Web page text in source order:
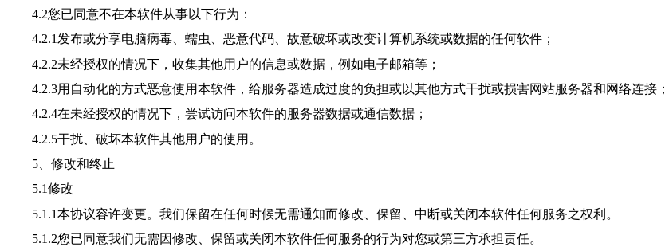
4.2您已同意不在本软件从事以下行为：
4.2.1发布或分享电脑病毒、蠕虫、恶意代码、故意破坏或改变计算机系统或数据的任何软件；
4.2.2未经授权的情况下，收集其他用户的信息或数据，例如电子邮箱等；
4.2.3用自动化的方式恶意使用本软件，给服务器造成过度的负担或以其他方式干扰或损害网站服务器和网络连接；
4.2.4在未经授权的情况下，尝试访问本软件的服务器数据或通信数据；
4.2.5干扰、破坏本软件其他用户的使用。
5、修改和终止
5.1修改
5.1.1本协议容许变更。 我们保留在任何时候无需通知而修改、保留、中断或关闭本软件任何服务之权利。
5.1.2您已同意我们无需因修改、保留或关闭本软件任何服务的行为对您或第三方承担责任。